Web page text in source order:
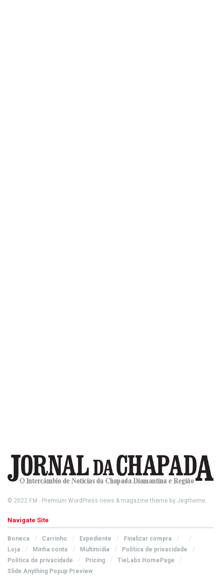
© 2022 FM - Premium WordPress news & magazine theme by Jegtheme.
Navigate Site
Boneca Carrinho Expediente
Finalizar compra
Loja
Minha conta Multimídia
Política de privacidade
Política de privacidade
Pricing
TieLabs HomePage
Slide Anything Popup Preview